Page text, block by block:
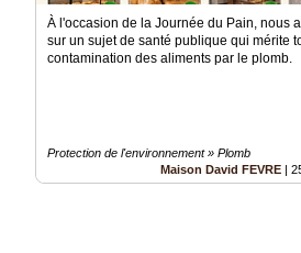
À l'occasion de la Journée du Pain, nous
sur un sujet de santé publique qui mérite
contamination des aliments par le plomb.
Protection de l'environnement » Plomb
Maison David FEVRE